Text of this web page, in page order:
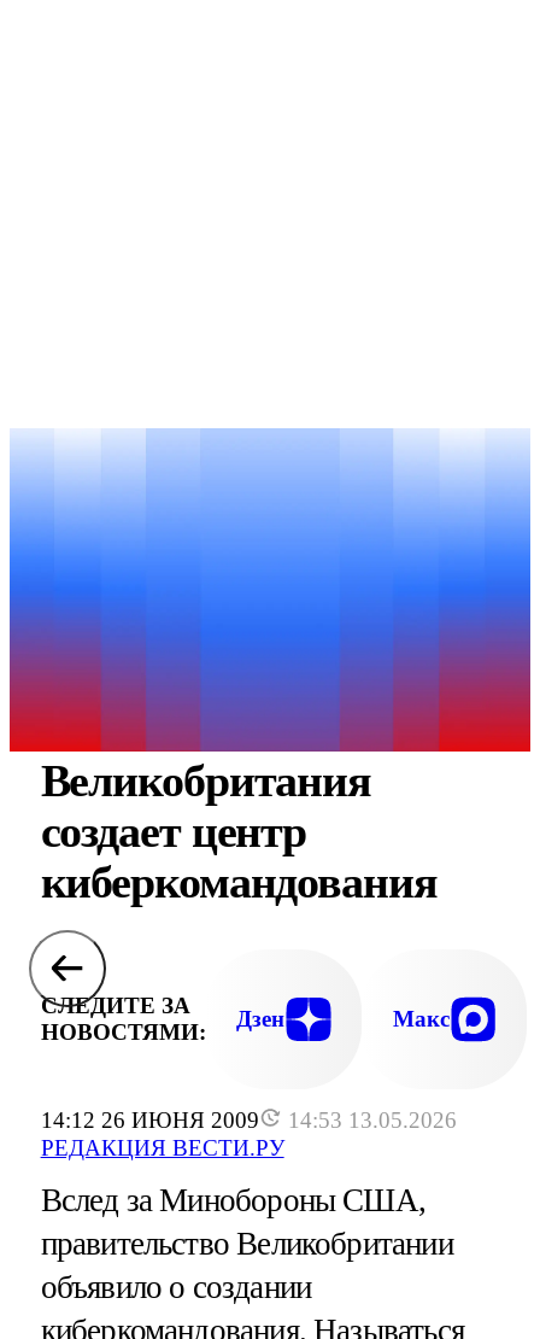
14:12 26 ИЮНЯ 2009
14:53 13.05.2026
РЕДАКЦИЯ ВЕСТИ.РУ
Великобритания
создает центр
киберкомандования
СЛЕДИТЕ ЗА
НОВОСТЯМИ:
Дзен Макс
Вслед за Минобороны США,
правительство Великобритании
объявило о создании
киберкомандования. Называться